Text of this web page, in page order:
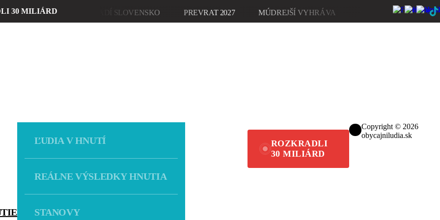
30 MILIÁRD
V HNUTÍ MLADÍ SLOVENSKO PREVRAT 2027 MÚDREJŠÍ VYHRÁVA STAŇ SA NAŠIM
ĽUDIA V HNUTÍ
REÁLNE VÝSLEDKY HNUTIA
STANOVY
ROZKRADLI
30 MILIÁRD
Copyright © 2026
obycajniludia.sk